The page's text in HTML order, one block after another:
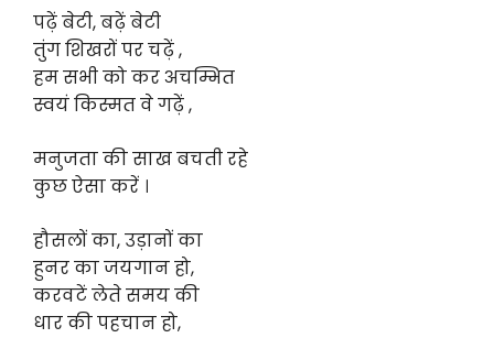
पढ़ें बेटी, बढ़ें बेटी
तुंग शिखरों पर चढ़ें ,
हम सभी को कर अचम्भित
स्वयं किस्मत वे गढ़ें ,
मनुजता की साख बचती रहे
कुछ ऐसा करें ।
हौसलों का, उड़ानों का
हुनर का जयगान हो,
करवटें लेते समय की
धार की पहचान हो,